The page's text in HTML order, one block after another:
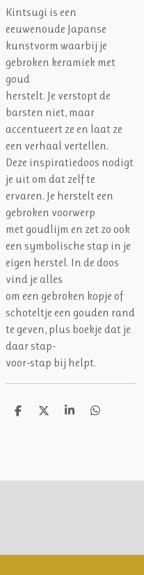
Kintsugi is een
eeuwenoude Japanse
kunstvorm waarbij je
gebroken keramiek met
goud
herstelt. Je verstopt de
barsten niet, maar
accentueert ze en laat ze
een verhaal vertellen.
Deze inspiratiedoos nodigt
je uit om dat zelf te
ervaren. Je herstelt een
gebroken voorwerp
met goudlijm en zet zo ook
een symbolische stap in je
eigen herstel. In de doos
vind je alles
om een gebroken kopje of
schoteltje een gouden rand
te geven, plus boekje dat je
daar stap-
voor-stap bij helpt.
D
D
S
D